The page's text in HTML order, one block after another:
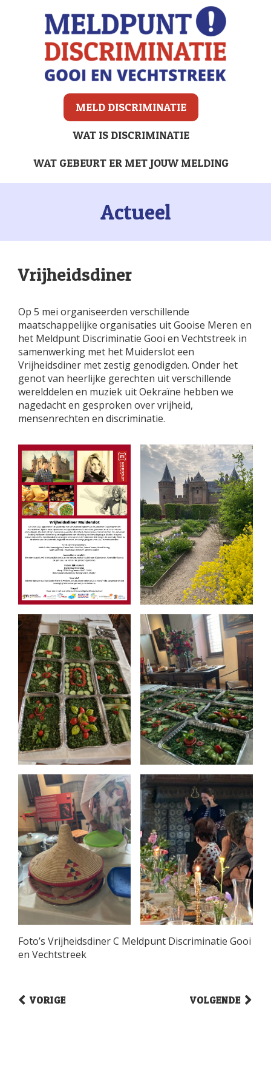
MELD DISCRIMINATIE
WAT IS DISCRIMINATIE
WAT GEBEURT ER MET JOUW MELDING
Actueel
Vrijheidsdiner
Op 5 mei organiseerden verschillende
maatschappelijke organisaties uit Gooise Meren en
het Meldpunt Discriminatie Gooi en Vechtstreek in
samenwerking met het Muiderslot een
Vrijheidsdiner met zestig genodigden. Onder het
genot van heerlijke gerechten uit verschillende
werelddelen en muziek uit Oekraïne hebben we
nagedacht en gesproken over vrijheid,
mensenrechten en discriminatie.
Foto’s Vrijheidsdiner C Meldpunt Discriminatie Gooi
en Vechtstreek
VORIGE VOLGENDE